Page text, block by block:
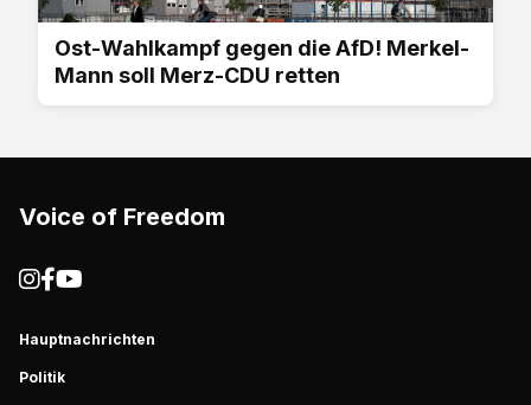
Ost-Wahlkampf gegen die AfD! Merkel-
Mann soll Merz-CDU retten
Voice of Freedom
Hauptnachrichten
Politik